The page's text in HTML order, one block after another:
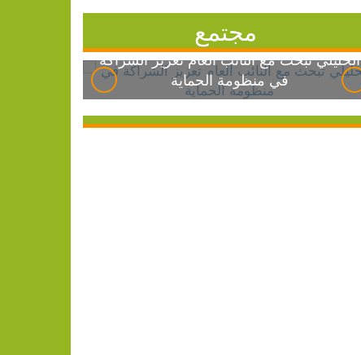
مجتمع
الخليلي تبحث مع النائب العام تعزيز الشراكة
في منظومة الحماية